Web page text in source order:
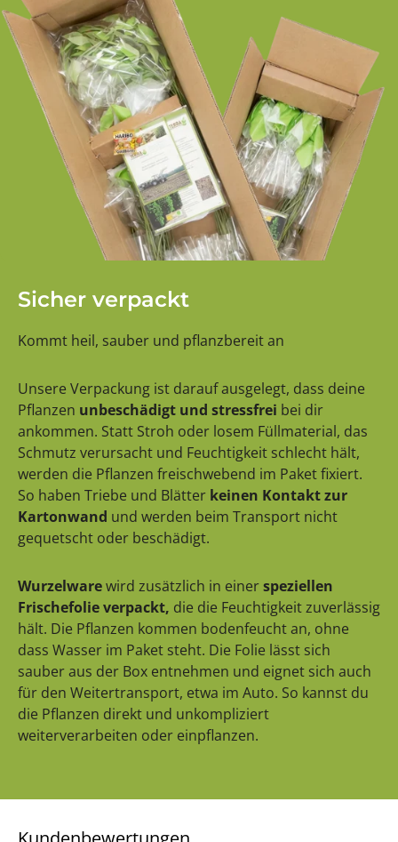
Sicher verpackt
Kommt heil, sauber und pflanzbereit an
Unsere Verpackung ist darauf ausgelegt, dass deine
Pflanzen unbeschädigt und stressfrei bei dir
ankommen. Statt Stroh oder losem Füllmaterial, das
Schmutz verursacht und Feuchtigkeit schlecht hält,
werden die Pflanzen freischwebend im Paket fixiert.
So haben Triebe und Blätter keinen Kontakt zur
Kartonwand und werden beim Transport nicht
gequetscht oder beschädigt.
Wurzelwarewird zusätzlich in einerspeziellen
Frischefolie verpackt, die die Feuchtigkeit zuverlässig
hält. Die Pflanzen kommen bodenfeucht an, ohne
dass Wasser im Paket steht. Die Folie lässt sich
sauber aus der Box entnehmen und eignet sich auch
für den Weitertransport, etwa im Auto. So kannst du
die Pflanzen direkt und unkompliziert
weiterverarbeiten oder einpflanzen.